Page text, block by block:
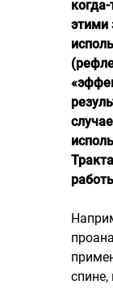
этими
спине,